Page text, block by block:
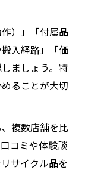
）」「付属品
入経路」「価
ましょう。特
ることが大切
複数店舗を比
コミや体験談
サイクル品を